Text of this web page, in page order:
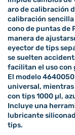
aro de calibración
calibración
cono de puntas de
manera de
eyector de tips
se suelten
facilitan el uso con
El modelo
universal,
con tips 1000 µl,
Incluye una
lubricante
tips.